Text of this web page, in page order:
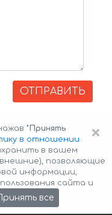
ОТПРАВИТЬ
Cookie Policy
×
"Принять
в отношении
в вашем
позволяющие
информации,
сайта и
Принять все